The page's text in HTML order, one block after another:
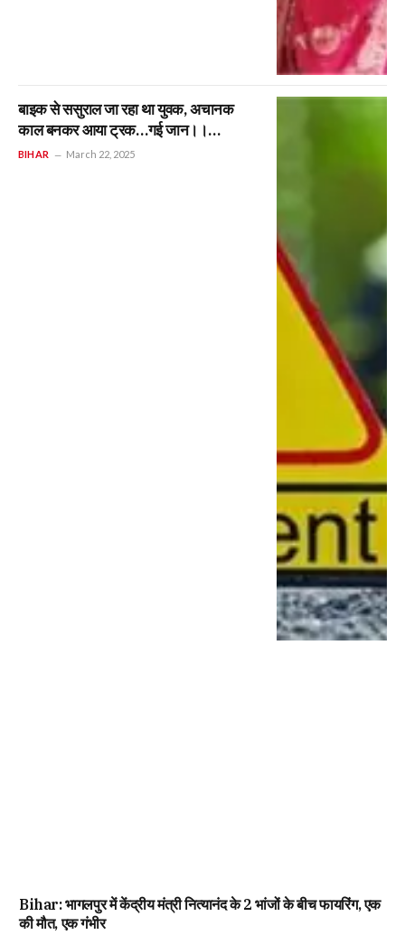
बाइक से ससुराल जा रहा था युवक, अचानक
काल बनकर आया ट्रक…गई जान।।
Motihari Road Accident
BIHAR March 22, 2025
Bihar: भागलपुर में केंद्रीय मंत्री नित्यानंद के 2 भांजों के बीच फायरिंग, एक
की मौत, एक गंभीर